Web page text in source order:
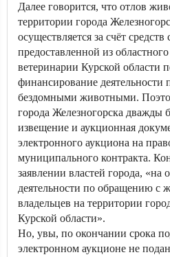
Далее говорится, что отлов
территории города
осуществляется за счёт средств
предоставленной из
ветеринарии Курской области
финансирование
бездомными животными.
города Железногорска дважды
извещение и аукционная
электронного аукциона на
муниципального контракта.
заявлении властей города, «на
деятельности по обращению с
владельцев на территории
Курской области».
Но, увы, по окончании срока
электронном аукционе не